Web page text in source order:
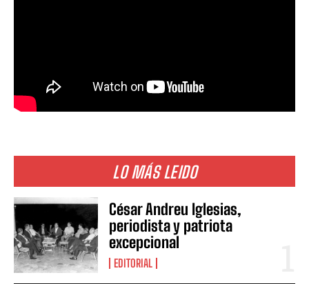
LO MÁS LEIDO
César Andreu Iglesias,
periodista y patriota
excepcional
EDITORIAL